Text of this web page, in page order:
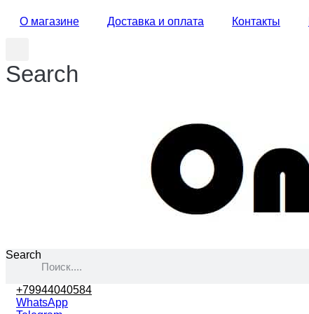
О магазине Доставка и оплата Контакты
Search
Search
+79944040584
WhatsApp